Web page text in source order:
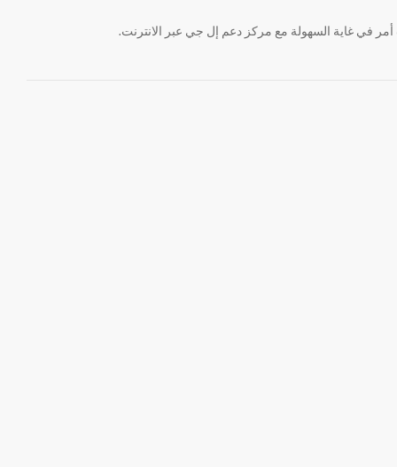
في غاية السهولة مع مركز دعم إل جي عبر الانترنت.